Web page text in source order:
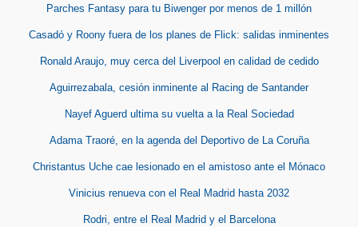
Parches Fantasy para tu Biwenger por menos de 1 millón
Casadó y Roony fuera de los planes de Flick: salidas inminentes
Ronald Araujo, muy cerca del Liverpool en calidad de cedido
Aguirrezabala, cesión inminente al Racing de Santander
Nayef Aguerd ultima su vuelta a la Real Sociedad
Adama Traoré, en la agenda del Deportivo de La Coruña
Christantus Uche cae lesionado en el amistoso ante el Mónaco
Vinicius renueva con el Real Madrid hasta 2032
Rodri, entre el Real Madrid y el Barcelona